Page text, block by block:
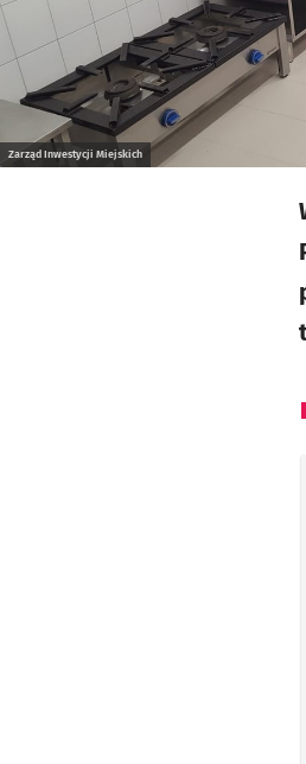
Zarząd Inwestycji Miejskich